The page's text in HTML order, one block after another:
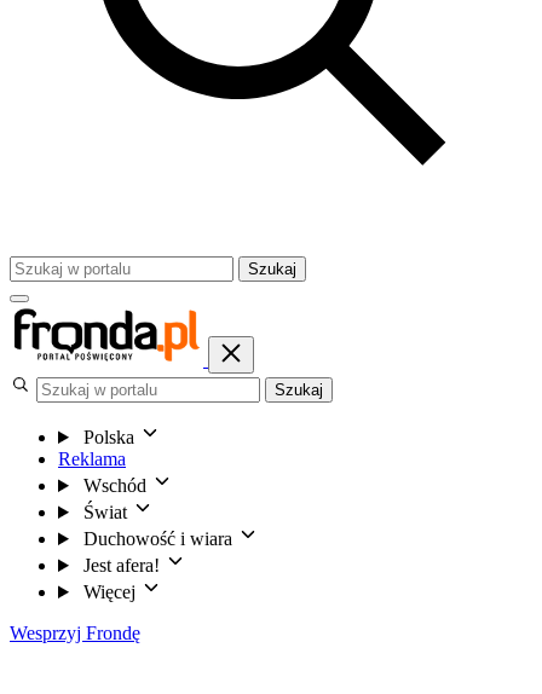
Szukaj
Szukaj
Polska
Reklama
Wschód
Świat
Duchowość i wiara
Jest afera!
Więcej
Wesprzyj Frondę